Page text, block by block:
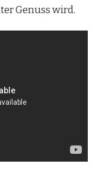
Genuss wird.